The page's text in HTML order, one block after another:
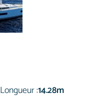
Longueur :14.28m